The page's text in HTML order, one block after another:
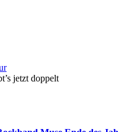
jetzt doppelt